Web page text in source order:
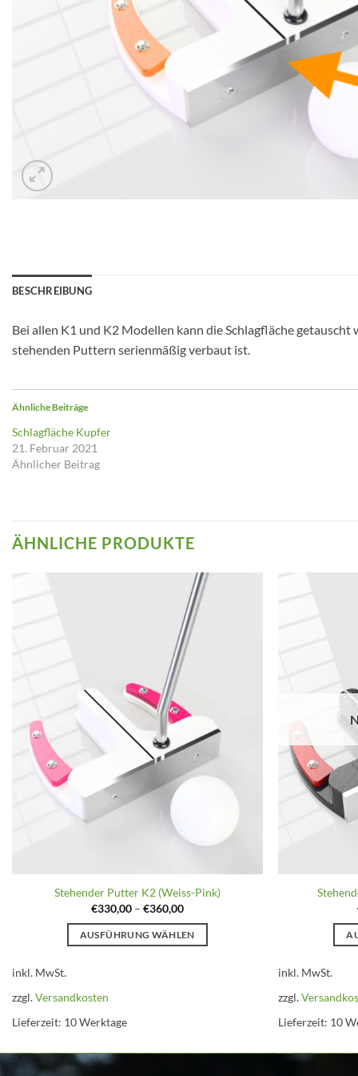
BESCHREIBUNG
Bei allen K1 und K2 Modellen kann die Schlagfläche
stehenden Puttern serienmäßig verbaut ist.
Ähnliche Beiträge
Schlagfläche Kupfer
21. Februar 2021
Ähnlicher Beitrag
ÄHNLICHE PRODUKTE
Stehender Putter K2 (Weiss-Pink)
€330,00– €360,00
AUSFÜHRUNG WÄHLEN
inkl. MwSt.
zzgl.Versandkosten
Lieferzeit: 10 Werktage
inkl. MwSt.
zzgl.
Lieferzeit: 10